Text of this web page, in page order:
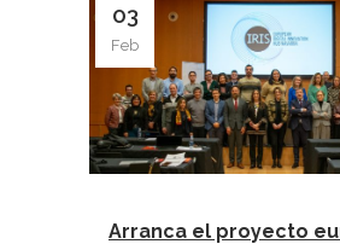
03
Feb
Arranca el proyecto